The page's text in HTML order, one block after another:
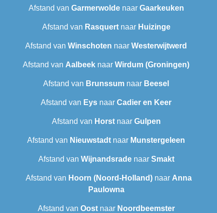
Afstand van Garmerwoldenaar Gaarkeuken
Afstand van Rasquertnaar Huizinge
Afstand van Winschoten naar Westerwijtwerd
Afstand van Aalbeek naar Wirdum (Groningen)
Afstand van Brunssum naar Beesel
Afstand van Eys naar Cadier en Keer
Afstand van Horstnaar Gulpen
Afstand van Nieuwstadt naar Munstergeleen
Afstand van Wijnandsradenaar Smakt
Afstand van Hoorn (Noord-Holland)naar Anna
Paulowna
Afstand van Oostnaar Noordbeemster